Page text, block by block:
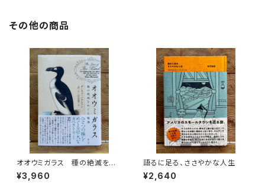
その他の商品
オオウミガラス 種の絶滅をめ
ぐる物語
¥3,960
語るに足る、ささやかな人生
¥2,640